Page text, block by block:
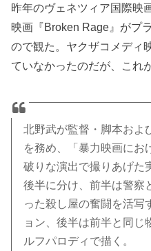
昨年のヴェネツィア国際映
映画『Broken Rage』がプ
ので観た。ヤクザコメディ
ていなかったのだが、これ
北野武が監督・脚本およ
を務め、「暴力映画にお
破りな演出で撮りあげた
後半に分け、前半は警察
った殺し屋の奮闘を活写
ョン、後半は前半と同じ
ルフパロディで描く。